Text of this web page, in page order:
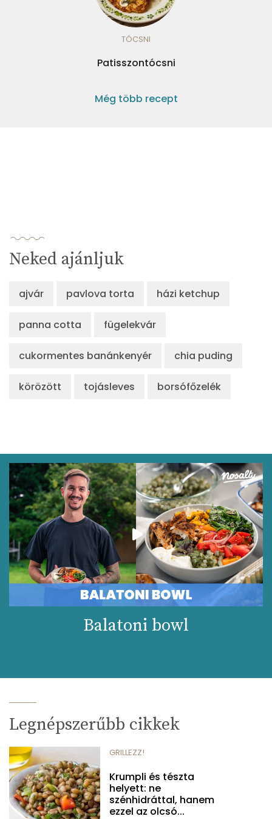
TÓCSNI
Patisszontócsni
Még több recept
Neked ajánljuk
ajvár pavlova torta házi ketchup
panna cotta fügelekvár
cukormentes banánkenyér chia puding
körözött tojásleves borsófőzelék
Balatoni bowl
Legnépszerűbb cikkek
GRILLEZZ!
Krumpli és tészta
helyett: ne
szénhidráttal, hanem
ezzel az olcsó...